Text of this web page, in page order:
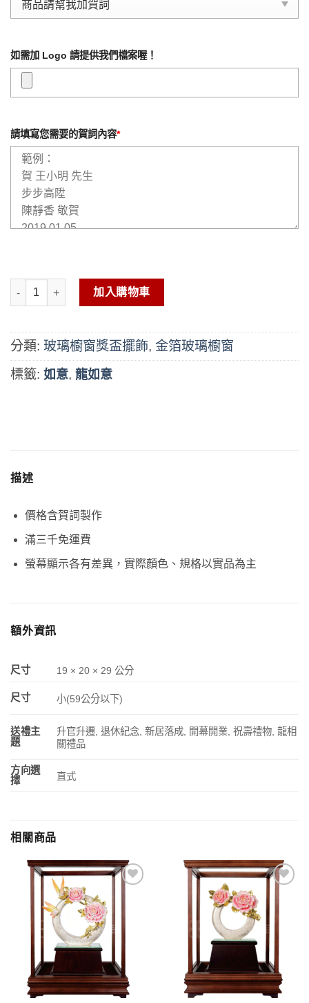
如需加 Logo 請提供我們檔案喔！
請填寫您需要的賀詞內容*
金箔玻璃櫥窗-龍如意 數量
加入購物車
分類: 玻璃櫥窗獎盃擺飾, 金箔玻璃櫥窗
標籤: 如意, 龍如意
描述
價格含賀詞製作
滿三千免運費
螢幕顯示各有差異，實際顏色、規格以實品為主
額外資訊
尺寸 19 × 20 × 29 公分
尺寸 小(59公分以下)
送禮主
題
升官升遷, 退休紀念, 新居落成, 開幕開業, 祝壽禮物, 龍相
關禮品
方向選
擇
直式
相關商品
單」